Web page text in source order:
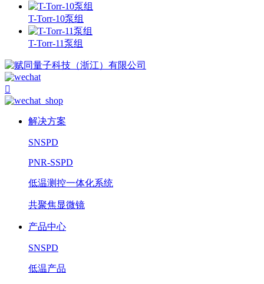
T-Torr-10泵组
T-Torr-11泵组

解决方案
SNSPD
PNR-SSPD
低温测控一体化系统
共聚焦显微镜
产品中心
SNSPD
低温产品